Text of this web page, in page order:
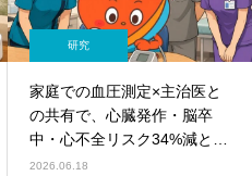
研究
家庭での血圧測定×主治医と
の共有で、心臓発作・脳卒
中・心不全リスク34%減と関
連──スコットランド45万人
2026.06.18